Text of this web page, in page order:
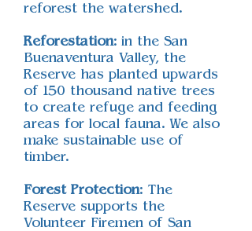
reforest the watershed.
Reforestation: in the San
Buenaventura Valley, the
Reserve has planted upwards
of 150 thousand native trees
to create refuge and feeding
areas for local fauna. We also
make sustainable use of
timber.
Forest Protection: The
Reserve supports the
Volunteer Firemen of San